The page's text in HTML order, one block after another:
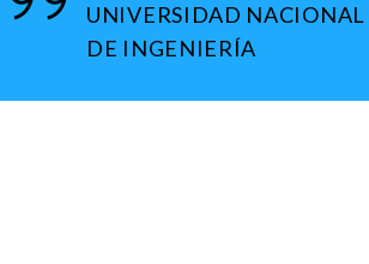
UNIVERSIDAD
DE INGENIERÍA